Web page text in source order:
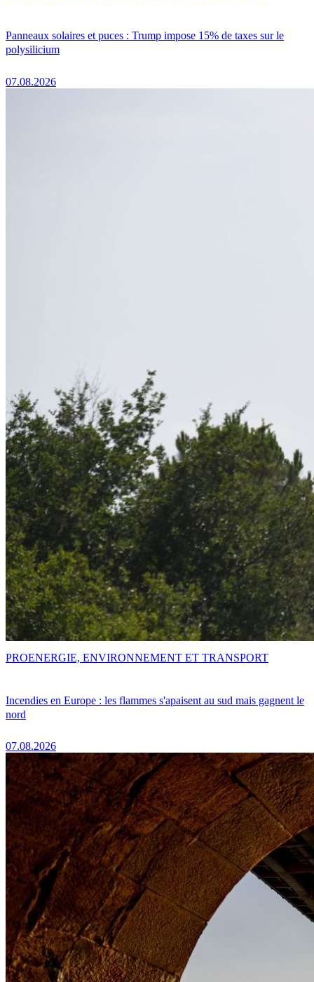
Panneaux solaires et puces : Trump impose 15% de taxes sur le
polysilicium
07.08.2026
Incendies en Europe : les flammes s'apaisent au sud mais gagnent le
nord
07.08.2026
PROENERGIE, ENVIRONNEMENT ET TRANSPORT